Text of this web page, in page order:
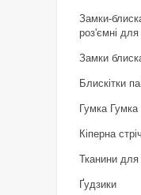
Замки-
роз'ємні для
Замки
Блискітки
Гумка Гумка
Кіперна
Тканини для
Ґудзики